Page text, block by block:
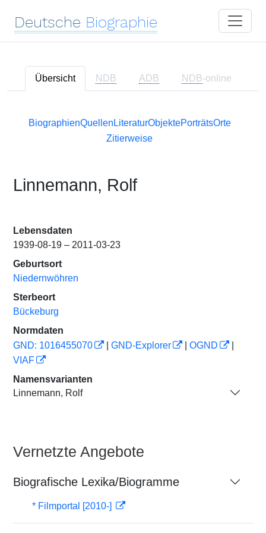
Deutsche Biographie
Übersicht NDB ADB NDB-online
BiographienQuellen LiteraturObjektePorträtsOrte
Zitierweise
Linnemann, Rolf
Lebensdaten
1939-08-19 – 2011-03-23
Geburtsort
Niedernwöhren
Sterbeort
Bückeburg
Normdaten
GND: 1016455070
GND-Explorer OGND
VIAF
Namensvarianten
Linnemann, Rolf
Vernetzte Angebote
Biografische Lexika/Biogramme
* Filmportal [2010-]